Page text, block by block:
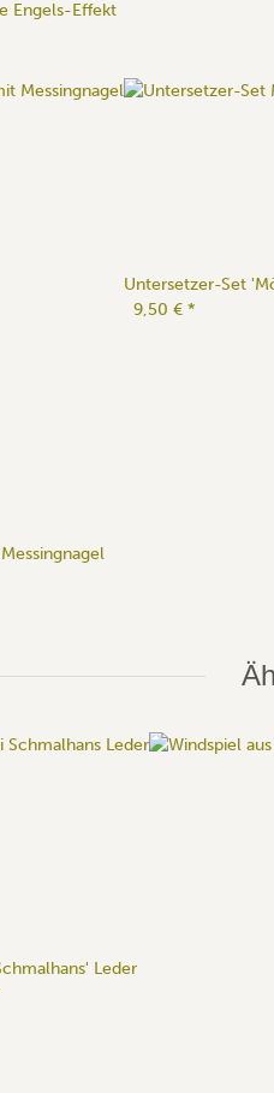
Engels-Effekt
Untersetzer-Set
9,50 € *
Leder